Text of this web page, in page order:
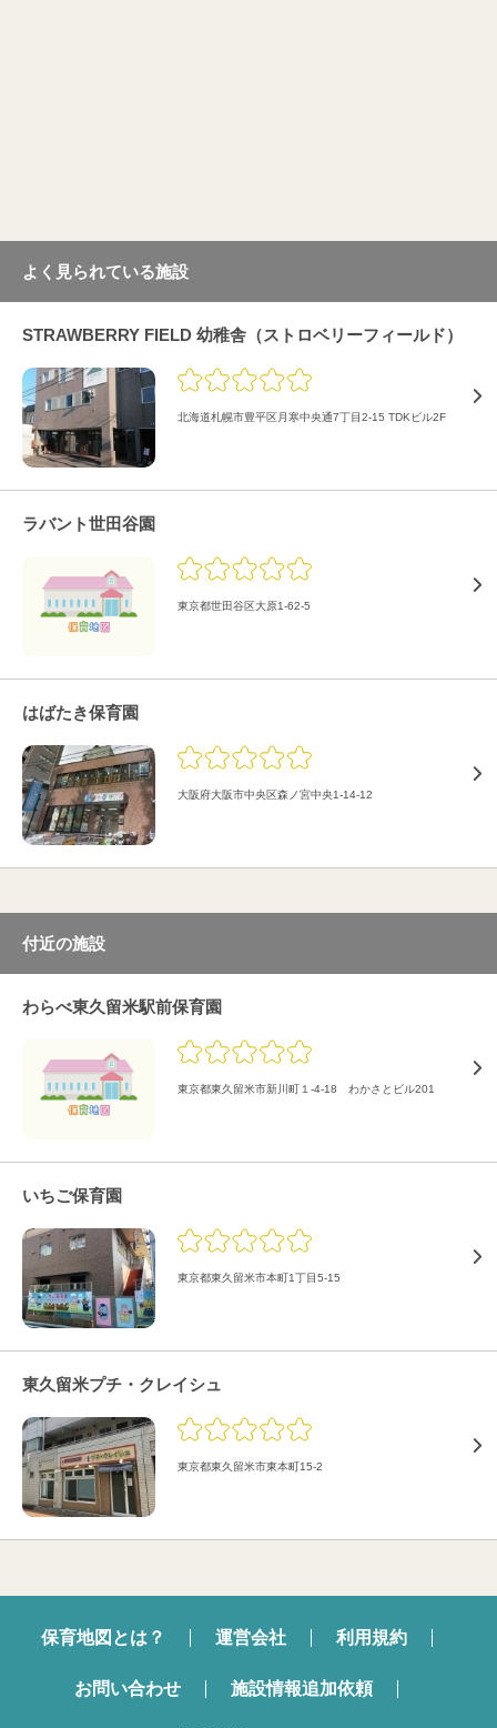
よく見られている施設
STRAWBERRY FIELD 幼稚舎（ストロベリーフィールド）
北海道札幌市豊平区月寒中央通7丁目2-15 TDKビル2F
ラバント世田谷園
東京都世田谷区大原1-62-5
はばたき保育園
大阪府大阪市中央区森ノ宮中央1-14-12
付近の施設
わらべ東久留米駅前保育園
東京都東久留米市新川町１-4-18 わかさとビル201
いちご保育園
東京都東久留米市本町1丁目5-15
東久留米プチ・クレイシュ
東京都東久留米市東本町15-2
保育地図とは？ 運営会社 利用規約
お問い合わせ 施設情報追加依頼